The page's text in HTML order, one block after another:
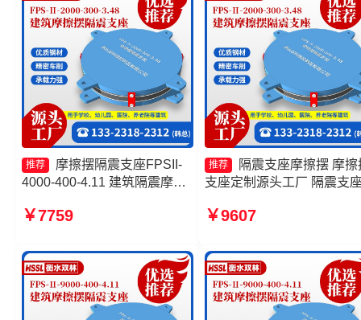
推荐
摩擦摆隔震支座FPSII-
4000-400-4.11 建筑隔震摩擦
FPSII-10000-300-3.48源头工
工厂
￥7759
推荐
隔震支座摩擦摆 摩擦
支座定制源头工厂 隔震支
￥9607